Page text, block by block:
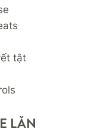
tật
LĂN